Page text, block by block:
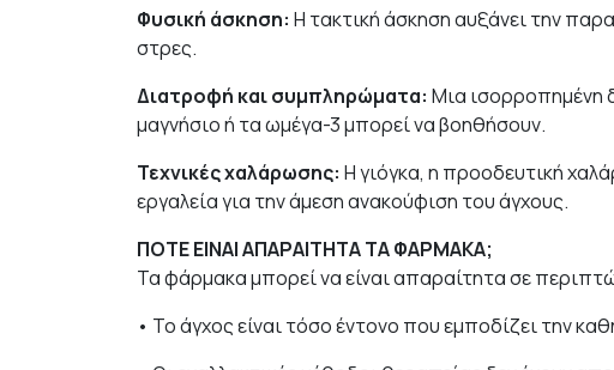
Φυσική άσκηση: Η τακτική άσκηση αυξάνει την
στρες.
Διατροφή και συμπληρώματα: Μια ισορροπημένη
μαγνήσιο ή τα ωμέγα-3 μπορεί να βοηθήσουν.
Τεχνικές χαλάρωσης: Η γιόγκα, η προοδευτική
εργαλεία για την άμεση ανακούφιση του άγχους.
ΠΟΤΕ ΕΙΝΑΙ ΑΠΑΡΑΙΤΗΤΑ ΤΑ ΦΑΡΜΑΚΑ;
Τα φάρμακα μπορεί να είναι απαραίτητα σε
• Το άγχος είναι τόσο έντονο που εμποδίζει την